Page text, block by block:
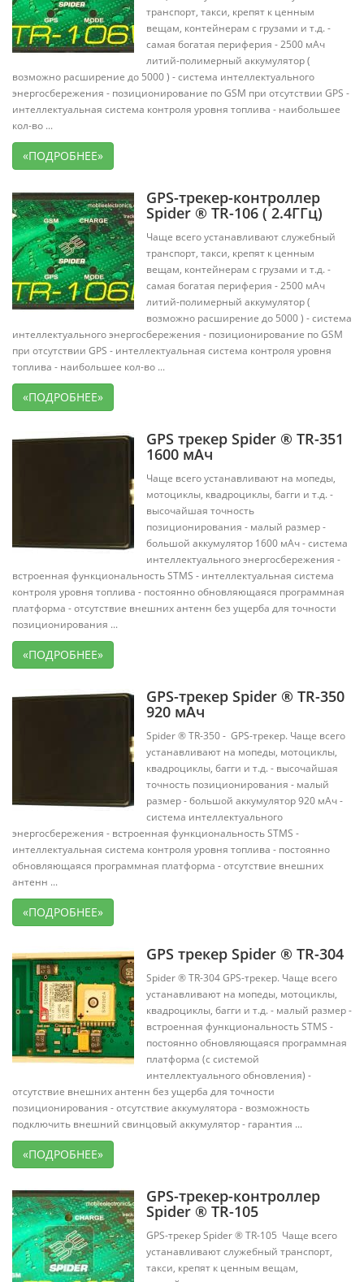
транспорт, такси, крепят к ценным
вещам, контейнерам с грузами и т.д. -
самая богатая периферия - 2500 мАч
литий-полимерный аккумулятор (
возможно расширение до 5000 ) - система интеллектуального
энергосбережения - позиционирование по GSM при отсутствии GPS -
интеллектуальная система контроля уровня топлива - наибольшее
кол-во ...
«ПОДРОБНЕЕ»
GPS-трекер-контроллер
Spider ® TR-106 ( 2.4ГГц)
Чаще всего устанавливают служебный
транспорт, такси, крепят к ценным
вещам, контейнерам с грузами и т.д. -
самая богатая периферия - 2500 мАч
литий-полимерный аккумулятор (
возможно расширение до 5000 ) - система
интеллектуального энергосбережения - позиционирование по GSM
при отсутствии GPS - интеллектуальная система контроля уровня
топлива - наибольшее кол-во ...
«ПОДРОБНЕЕ»
GPS трекер Spider ® TR-351
1600 мАч
Чаще всего устанавливают на мопеды,
мотоциклы, квадроциклы, багги и т.д. -
высочайшая точность
позиционирования - малый размер -
большой аккумулятор 1600 мАч - система
интеллектуального энергосбережения -
встроенная функциональность STMS - интеллектуальная система
контроля уровня топлива - постоянно обновляющаяся программная
платформа - отсутствие внешних антенн без ущерба для точности
позиционирования ...
«ПОДРОБНЕЕ»
GPS-трекер Spider ® TR-350
920 мАч
Spider ® TR-350 - GPS-трекер. Чаще всего
устанавливают на мопеды, мотоциклы,
квадроциклы, багги и т.д. - высочайшая
точность позиционирования - малый
размер - большой аккумулятор 920 мАч -
система интеллектуального
энергосбережения - встроенная функциональность STMS -
интеллектуальная система контроля уровня топлива - постоянно
обновляющаяся программная платформа - отсутствие внешних
антенн ...
«ПОДРОБНЕЕ»
GPS трекер Spider ® TR-304
Spider ® TR-304 GPS-трекер. Чаще всего
устанавливают на мопеды, мотоциклы,
квадроциклы, багги и т.д. - малый размер -
встроенная функциональность STMS -
постоянно обновляющаяся программная
платформа (с системой
интеллектуального обновления) -
отсутствие внешних антенн без ущерба для точности
позиционирования - отсутствие аккумулятора - возможность
подключить внешний свинцовый аккумулятор - гарантия ...
«ПОДРОБНЕЕ»
GPS-трекер-контроллер
Spider ® TR-105
GPS-трекер Spider ® TR-105 Чаще всего
устанавливают служебный транспорт,
такси, крепят к ценным вещам,